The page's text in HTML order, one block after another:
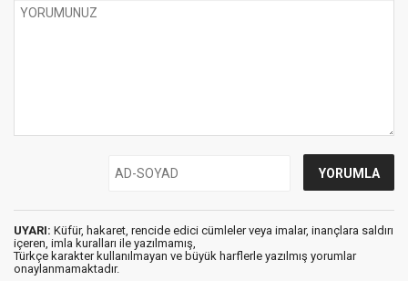
UYARI: Küfür, hakaret, rencide edici cümleler veya imalar, inançlara saldırı
içeren, imla kuralları ile yazılmamış,
Türkçe karakter kullanılmayan ve büyük harflerle yazılmış yorumlar
onaylanmamaktadır.